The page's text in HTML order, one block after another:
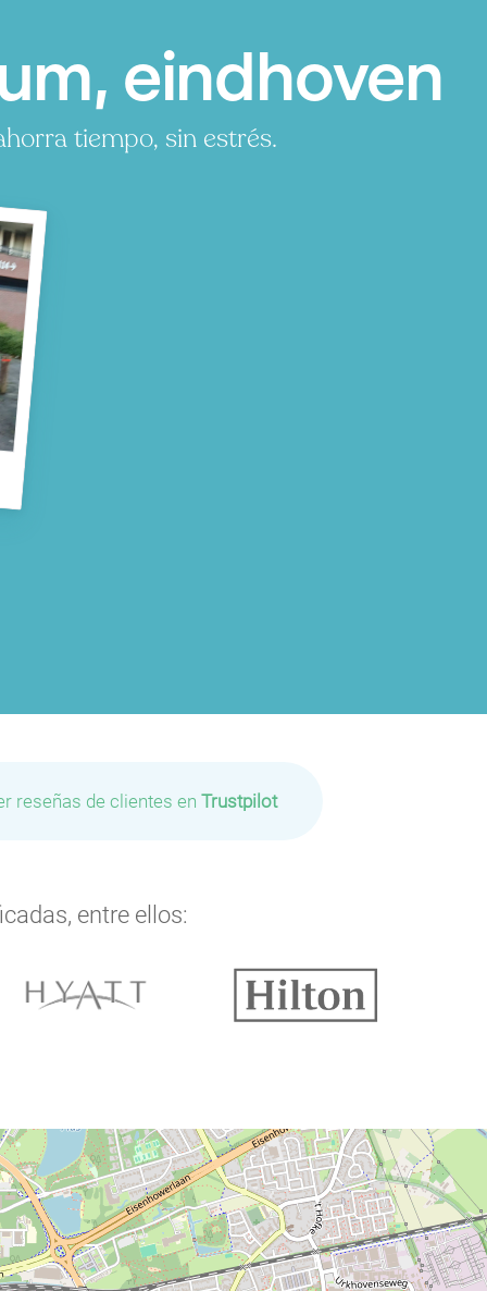
eindhoven
tiempo, sin estrés.
reseñas de clientes en Trustpilot
entre ellos: